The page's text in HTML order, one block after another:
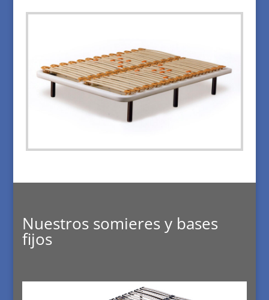
Nuestros somieres y bases
fijos